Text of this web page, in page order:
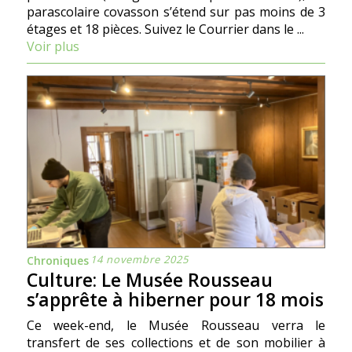
parascolaire covasson s’étend sur pas moins de 3
étages et 18 pièces. Suivez le Courrier dans le ...
Voir plus
Chroniques 14 novembre 2025
Culture: Le Musée Rousseau
s’apprête à hiberner pour 18 mois
Ce week-end, le Musée Rousseau verra le
transfert de ses collections et de son mobilier à